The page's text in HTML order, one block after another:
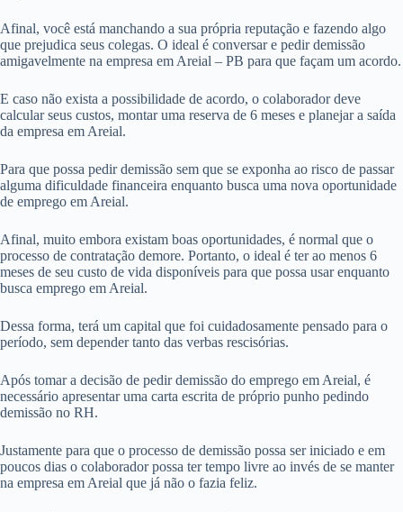
Afinal, você está manchando a sua própria reputação e fazendo algo
que prejudica seus colegas. O ideal é conversar e pedir demissão
amigavelmente na empresa em Areial – PB para que façam um acordo.
E caso não exista a possibilidade de acordo, o colaborador deve
calcular seus custos, montar uma reserva de 6 meses e planejar a saída
da empresa em Areial.
Para que possa pedir demissão sem que se exponha ao risco de passar
alguma dificuldade financeira enquanto busca uma nova oportunidade
de emprego em Areial.
Afinal, muito embora existam boas oportunidades, é normal que o
processo de contratação demore. Portanto, o ideal é ter ao menos 6
meses de seu custo de vida disponíveis para que possa usar enquanto
busca emprego em Areial.
Dessa forma, terá um capital que foi cuidadosamente pensado para o
período, sem depender tanto das verbas rescisórias.
Após tomar a decisão de pedir demissão do emprego em Areial, é
necessário apresentar uma carta escrita de próprio punho pedindo
demissão no RH.
Justamente para que o processo de demissão possa ser iniciado e em
poucos dias o colaborador possa ter tempo livre ao invés de se manter
na empresa em Areial que já não o fazia feliz.